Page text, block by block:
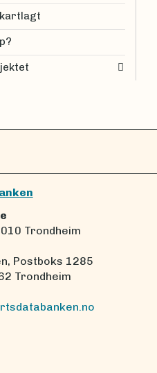
Trondheim
Postboks 1285
Trondheim